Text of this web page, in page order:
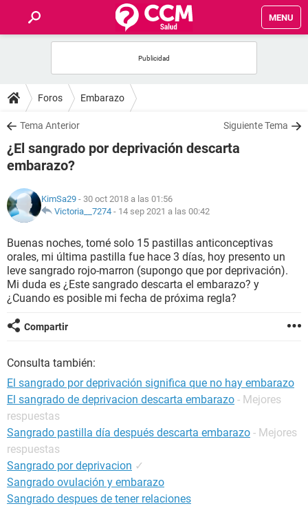
MENU
FOROS
SALUD
FAMILIA
NUTRICIÓN
SEXUALIDAD
GLOSARIO
Foros Embarazo
Tema Anterior Siguiente Tema
¿El sangrado por deprivación descarta
embarazo?
KimSa29 - 30 oct 2018 a las 01:56
Victoria__7274 - 14 sep 2021 a las 00:42
Buenas noches, tomé solo 15 pastillas anticonceptivas
orales, mi última pastilla fue hace 3 días, hoy presento un
leve sangrado rojo-marron (supongo que por deprivación).
Mi duda es ¿Este sangrado descarta el embarazo? y
¿Cuando es posible mi fecha de próxima regla?
Compartir
Consulta también:
El sangrado por deprivación significa que no hay embarazo
El sangrado de deprivacion descarta embarazo - Mejores
respuestas
Sangrado pastilla día después descarta embarazo - Mejores
respuestas
Sangrado por deprivacion ✓
Sangrado ovulación y embarazo
Sangrado despues de tener relaciones